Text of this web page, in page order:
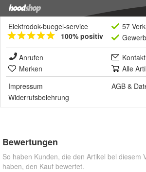
Elektrodok-buegel-service
100% positiv
57
Anrufen
Kontakt
Merken
Alle
Impressum
AGB &
Widerrufsbelehrung
Bewertungen
So haben Kunden, die den Artikel bei diesem
haben, den Kauf bewertet.